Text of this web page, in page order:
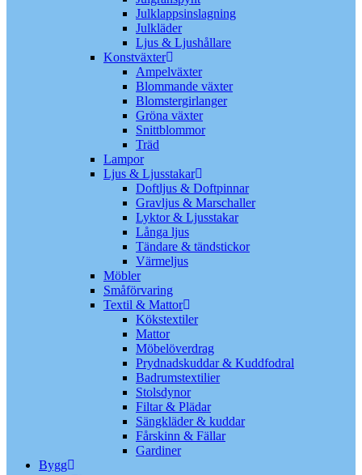
Julklappsinslagning
Julkläder
Ljus & Ljushållare
Konstväxter
Ampelväxter
Blommande växter
Blomstergirlanger
Gröna växter
Snittblommor
Träd
Lampor
Ljus & Ljusstakar
Doftljus & Doftpinnar
Gravljus & Marschaller
Lyktor & Ljusstakar
Långa ljus
Tändare & tändstickor
Värmeljus
Möbler
Småförvaring
Textil & Mattor
Kökstextiler
Mattor
Möbelöverdrag
Prydnadskuddar & Kuddfodral
Badrumstextilier
Stolsdynor
Filtar & Plädar
Sängkläder & kuddar
Fårskinn & Fällar
Gardiner
Bygg